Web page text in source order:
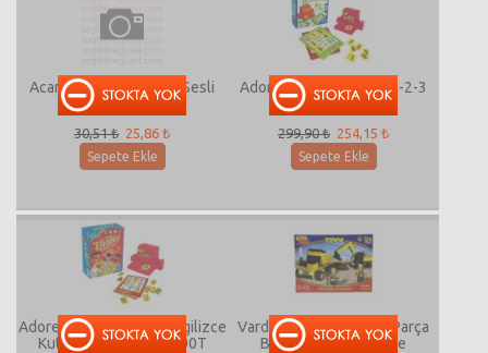
Acar Oyuncak 3 Asorti Sesli
Tabanca CH222A-1
30,51 ₺ 25,86 ₺
Sepete Ekle
Adore Oyuncak Zingo 1-2-3
ROTT7703
299,90 ₺ 254,15 ₺
Sepete Ekle
Adore Oyuncak Zingo İngilizce
Kutu Oyunu ROTT7700T
Vardem Best Lock 124 Parça
Blok Oyun Seti İtfaiye